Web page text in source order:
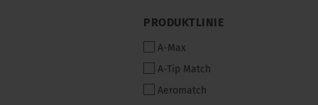
PRODUKTLINIE
PRODUKTLINIE
A-Max
A-Tip Match
Aeromatch